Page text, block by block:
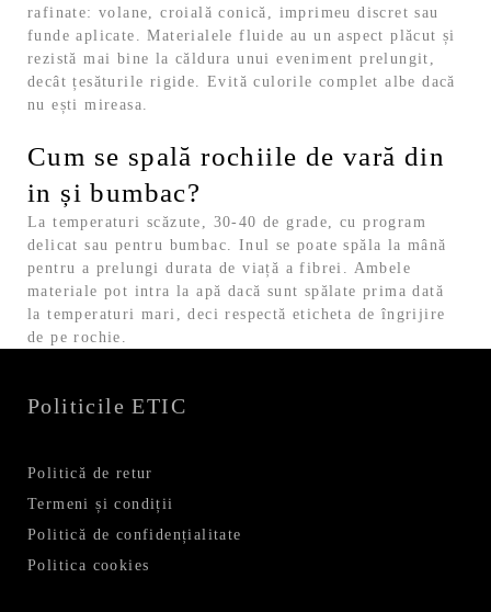
rafinate: volane, croială conică, imprimeu discret sau
funde aplicate. Materialele fluide au un aspect plăcut și
rezistă mai bine la căldura unui eveniment prelungit,
decât țesăturile rigide. Evită culorile complet albe dacă
nu ești mireasa.
Cum se spală rochiile de vară din
in și bumbac?
La temperaturi scăzute, 30-40 de grade, cu program
delicat sau pentru bumbac. Inul se poate spăla la mână
pentru a prelungi durata de viață a fibrei. Ambele
materiale pot intra la apă dacă sunt spălate prima dată
la temperaturi mari, deci respectă eticheta de îngrijire
de pe rochie.
Politicile ETIC
Politică de retur
Termeni și condiții
Politică de confidențialitate
Politica cookies